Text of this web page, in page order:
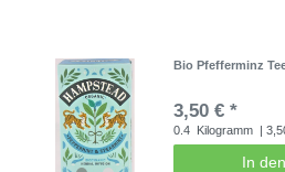
Bio Pfefferminz
3,50 € *
0.4 Kilogramm |
In